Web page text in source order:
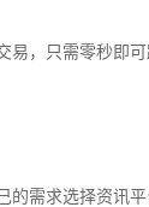
易，只需零秒即
的需求选择资讯